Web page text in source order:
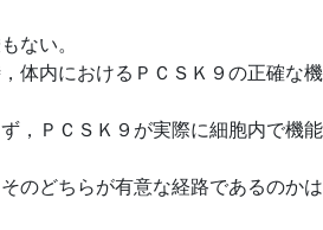
ない。
体内におけるＰＣＳＫ９の正確な機
，ＰＣＳＫ９が実際に細胞内で機能
のどちらが有意な経路であるのかは